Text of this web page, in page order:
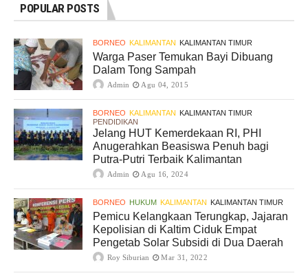
POPULAR POSTS
BORNEO KALIMANTAN KALIMANTAN TIMUR
Warga Paser Temukan Bayi Dibuang
Dalam Tong Sampah
Admin Agu 04, 2015
BORNEO KALIMANTAN KALIMANTAN TIMUR
PENDIDIKAN
Jelang HUT Kemerdekaan RI, PHI
Anugerahkan Beasiswa Penuh bagi
Putra-Putri Terbaik Kalimantan
Admin Agu 16, 2024
BORNEO HUKUM KALIMANTAN KALIMANTAN TIMUR
Pemicu Kelangkaan Terungkap, Jajaran
Kepolisian di Kaltim Ciduk Empat
Pengetab Solar Subsidi di Dua Daerah
Roy Siburian Mar 31, 2022